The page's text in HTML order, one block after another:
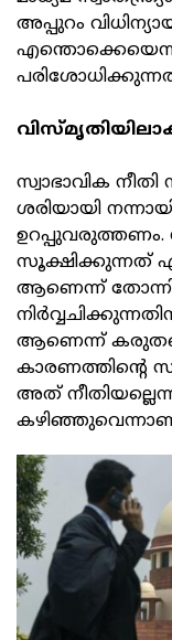
അപ്പുറം
സ്വാഭാവിക
ശരിയായി
ഉറപ്പുവരുത്തണം.
സൂക്ഷിക്കുന്നത്
ആണെന്ന്
ആണെന്ന്
കാരണത്തിന്റെ
അത്
കഴിഞ്ഞുവെന്നാണ്